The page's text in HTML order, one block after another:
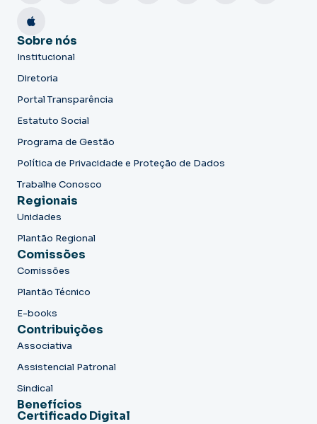
Sobre nós
Institucional
Diretoria
Portal Transparência
Estatuto Social
Programa de Gestão
Política de Privacidade e Proteção de Dados
Trabalhe Conosco
Regionais
Unidades
Plantão Regional
Comissões
Comissões
Plantão Técnico
E-books
Contribuições
Associativa
Assistencial Patronal
Sindical
Benefícios
Certificado Digital